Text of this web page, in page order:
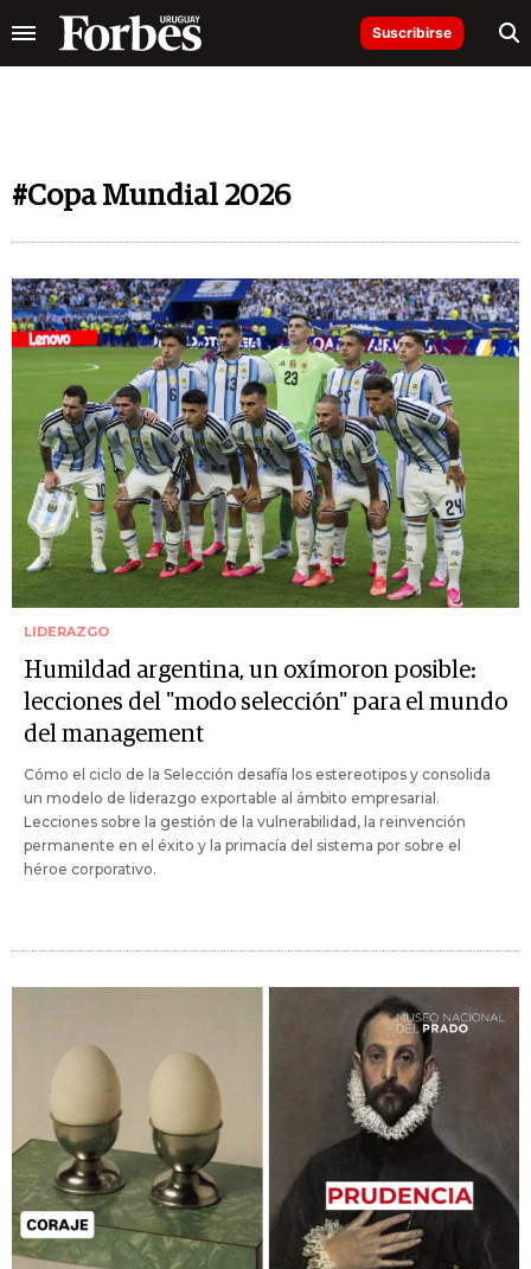
Suscribirse
#Copa Mundial 2026
LIDERAZGO
Humildad argentina, un oxímoron posible:
lecciones del "modo selección" para el mundo
del management
Cómo el ciclo de la Selección desafía los estereotipos y consolida
un modelo de liderazgo exportable al ámbito empresarial.
Lecciones sobre la gestión de la vulnerabilidad, la reinvención
permanente en el éxito y la primacía del sistema por sobre el
héroe corporativo.